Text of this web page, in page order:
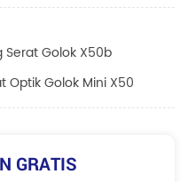
Golok X50b
Optik Golok Mini X50
GRATIS